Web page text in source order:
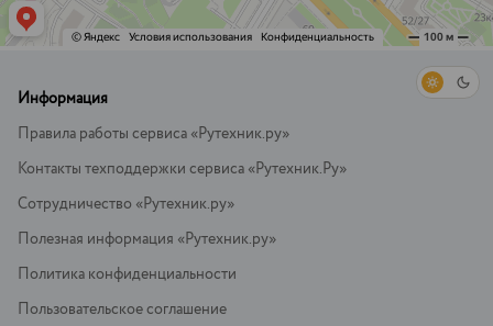
Информация
Правила работы сервиса «Рутехник.ру»
Контакты техподдержки сервиса «Рутехник.Ру»
Сотрудничество «Рутехник.ру»
Полезная информация «Рутехник.ру»
Политика конфиденциальности
Пользовательское соглашение